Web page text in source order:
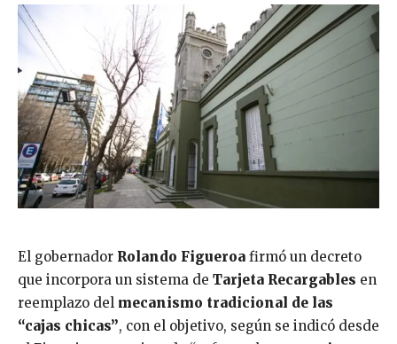
El gobernador Rolando Figueroa firmó un decreto
que incorpora un sistema de Tarjeta Recargables en
reemplazo del mecanismo tradicional de las
“cajas chicas”, con el objetivo, según se indicó desde